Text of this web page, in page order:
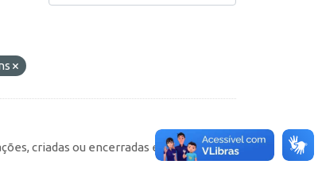
criadas ou encerradas em cada